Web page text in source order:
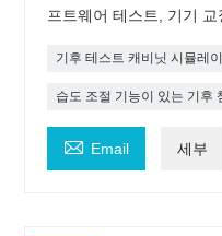
프트웨어 테스트, 기기 교
기후 테스트 캐비닛 시뮬레
습도 조절 기능이 있는 기후
 Email 세부